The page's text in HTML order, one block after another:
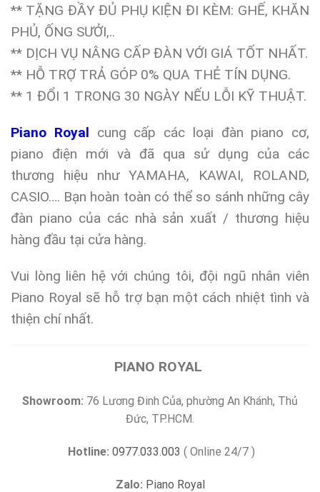
** TẶNG ĐẦY ĐỦ PHỤ KIỆN ĐI KÈM: GHẾ, KHĂN
PHỦ, ỐNG SƯỞI,..
** DỊCH VỤ NÂNG CẤP ĐÀN VỚI GIÁ TỐT NHẤT.
** HỖ TRỢ TRẢ GÓP 0% QUA THẺ TÍN DỤNG.
** 1 ĐỔI 1 TRONG 30 NGÀY NẾU LỖI KỸ THUẬT.
Piano Royal cung cấp các loại đàn piano cơ,
piano điện mới và đã qua sử dụng của các
thương hiệu như YAMAHA, KAWAI, ROLAND,
CASIO…. Bạn hoàn toàn có thể so sánh những cây
đàn piano của các nhà sản xuất / thương hiệu
hàng đầu tại cửa hàng.
Vui lòng liên hệ với chúng tôi, đội ngũ nhân viên
Piano Royal sẽ hỗ trợ bạn một cách nhiệt tình và
thiện chí nhất.
PIANO ROYAL
Showroom: 76 Lương Đinh Của, phường An Khánh, Thủ
Đức, TP.HCM.
Hotline: 0977.033.003 ( Online 24/7 )
Zalo: Piano Royal